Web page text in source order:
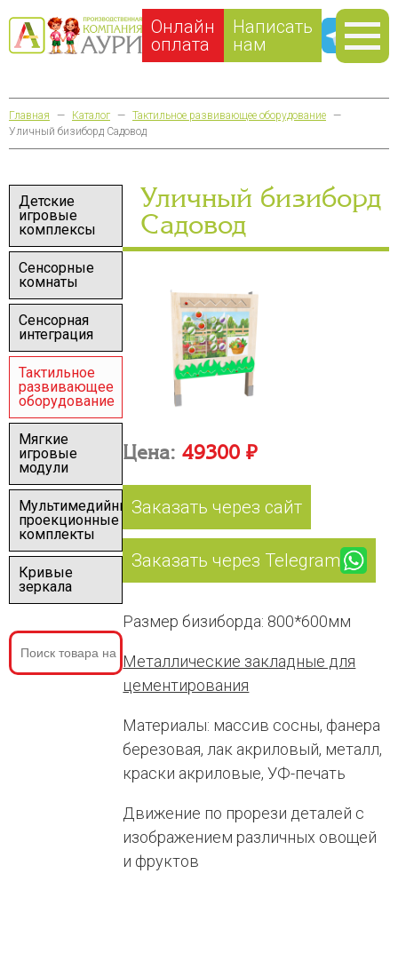
Онлайн
оплата
Написать
нам
Главная — Каталог — Тактильное развивающее оборудование —
Уличный бизиборд Садовод
Детские
игровые
комплексы
Сенсорные
комнаты
Сенсорная
интеграция
Тактильное
развивающее
оборудование
Мягкие
игровые
модули
Мультимедийные
проекционные
комплекты
Кривые
зеркала
Уличный бизиборд
Садовод
Цена:49300 ₽
Заказать через сайт
Заказать через Telegram
Размер бизиборда: 800*600мм
Металлические закладные для
цементирования
Материалы: массив сосны, фанера
березовая, лак акриловый, металл,
краски акриловые, УФ-печать
Движение по прорези деталей с
изображением различных овощей
и фруктов